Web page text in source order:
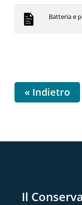
Batteria e
« Indietro
Il